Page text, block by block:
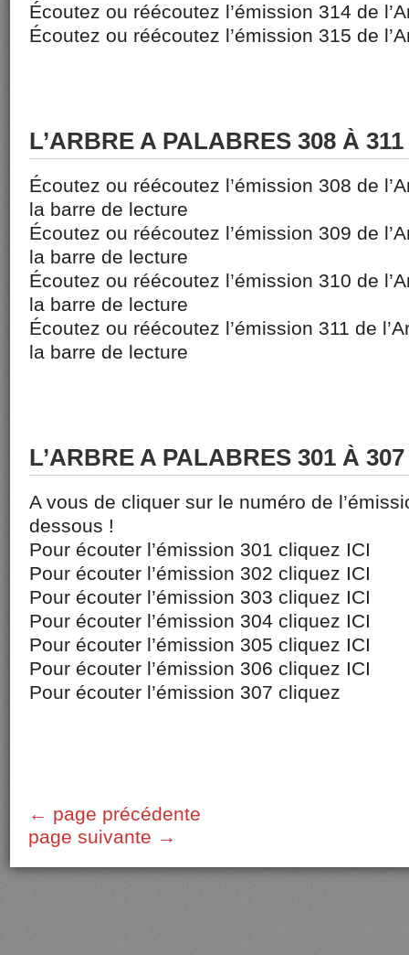
Écoutez ou réécoutez l’émission 314 de
Écoutez ou réécoutez l’émission 315 de
L’ARBRE A PALABRES 308 À 311
Écoutez ou réécoutez l’émission 308 de
la barre de lecture
Écoutez ou réécoutez l’émission 309 de
la barre de lecture
Écoutez ou réécoutez l’émission 310 de
la barre de lecture
Écoutez ou réécoutez l’émission 311 de
la barre de lecture
L’ARBRE A PALABRES 301 À 307
A vous de cliquer sur le numéro de
dessous !
Pour écouter l’émission 301 cliquez ICI
Pour écouter l’émission 302 cliquez ICI
Pour écouter l’émission 303 cliquez ICI
Pour écouter l’émission 304 cliquez ICI
Pour écouter l’émission 305 cliquez ICI
Pour écouter l’émission 306 cliquez ICI
Pour écouter l’émission 307 cliquez
← page précédente
page suivante →